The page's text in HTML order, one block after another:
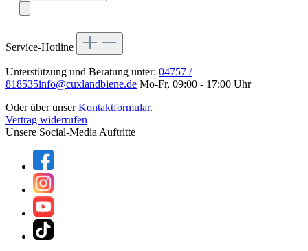
Service-Hotline
Unterstützung und Beratung unter: 04757 /
818535info@cuxlandbiene.de Mo-Fr, 09:00 - 17:00 Uhr
Oder über unserKontaktformular.
Vertrag widerrufen
Unsere Social-Media Auftritte